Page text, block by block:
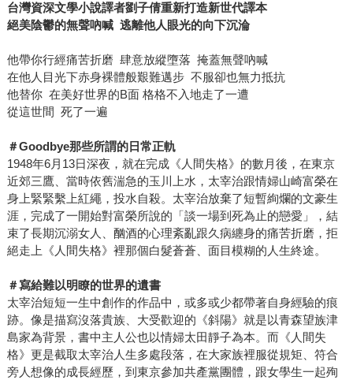
台灣資深文學小說譯者劉子倩重新打造新世代譯本
絕美陰鬱的無聲吶喊 逃離他人眼光的向下沉淪
他帶你行經痛苦折磨 肆意放縱墮落 掩蓋無聲吶喊
在他人目光下赤身裸體般艱難邁步 不服卻也無力抵抗
他替你 在美好世界的B面 格格不入地走了一遭
從這世間 死了一遍
＃Goodbye那些所謂的日常正軌
1948年6月13日深夜，就在完成《人間失格》的數月後，在東京
近郊三鷹、當時依舊湍急的玉川上水，太宰治跟情婦山崎富榮在
身上緊緊繫上紅繩，投水自殺。太宰治放棄了短暫絢爛的文豪生
涯，完成了一開始對富榮所說的「談一場到死為止的戀愛」，結
束了長期沉溺女人、酗酒的心理紊亂跟久病纏身的痛苦折磨，拒
絕走上《人間失格》裡那個白髮蒼蒼、面目模糊的人生終途。
＃寫給難以明瞭的世界的遺書
太宰治短短一生中創作的作品中，或多或少都帶著自身經驗的痕
跡。像是描寫沒落貴族、大受歡迎的《斜陽》就是以青森望族津
島家為背景，書中主人公也以情婦太田靜子為本。而《人間失
格》更是截取太宰治人生多處段落，在大家族裡服從規矩、符合
旁人想像的成長經歷，到東京參加共產黨團體，跟女學生一起殉